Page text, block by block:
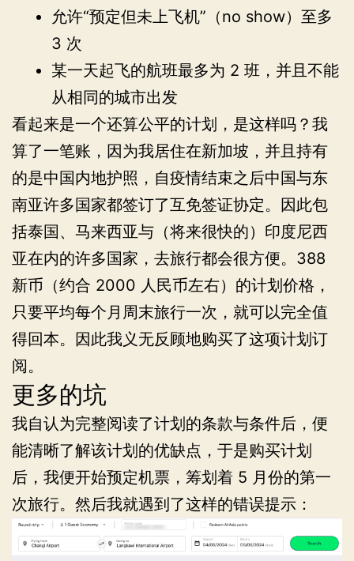
允许“预定但未上飞机”（no show）至多
3 次
某一天起飞的航班最多为 2 班，并且不能
从相同的城市出发
看起来是一个还算公平的计划，是这样吗？我
算了一笔账，因为我居住在新加坡，并且持有
的是中国内地护照，自疫情结束之后中国与东
南亚许多国家都签订了互免签证协定。因此包
括泰国、马来西亚与（将来很快的）印度尼西
亚在内的许多国家，去旅行都会很方便。388
新币（约合 2000 人民币左右）的计划价格，
只要平均每个月周末旅行一次，就可以完全值
得回本。因此我义无反顾地购买了这项计划订
阅。
更多的坑
我自认为完整阅读了计划的条款与条件后，便
能清晰了解该计划的优缺点，于是购买计划
后，我便开始预定机票，筹划着 5 月份的第一
次旅行。然后我就遇到了这样的错误提示：